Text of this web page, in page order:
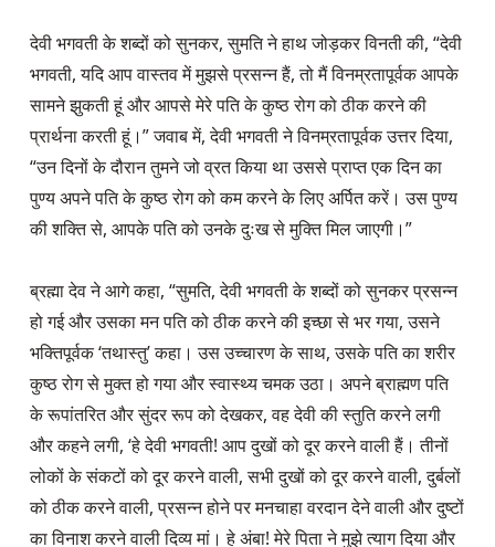
देवी भगवती के शब्दों को सुनकर, सुमति ने हाथ जोड़कर विनती की, “देवी
भगवती, यदि आप वास्तव में मुझसे प्रसन्न हैं, तो मैं विनम्रतापूर्वक आपके
सामने झुकती हूं और आपसे मेरे पति के कुष्ठ रोग को ठीक करने की
प्रार्थना करती हूं।” जवाब में, देवी भगवती ने विनम्रतापूर्वक उत्तर दिया,
“उन दिनों के दौरान तुमने जो व्रत किया था उससे प्राप्त एक दिन का
पुण्य अपने पति के कुष्ठ रोग को कम करने के लिए अर्पित करें। उस पुण्य
की शक्ति से, आपके पति को उनके दुःख से मुक्ति मिल जाएगी।”
ब्रह्मा देव ने आगे कहा, “सुमति, देवी भगवती के शब्दों को सुनकर प्रसन्न
हो गई और उसका मन पति को ठीक करने की इच्छा से भर गया, उसने
भक्तिपूर्वक ‘तथास्तु’ कहा। उस उच्चारण के साथ, उसके पति का शरीर
कुष्ठ रोग से मुक्त हो गया और स्वास्थ्य चमक उठा। अपने ब्राह्मण पति
के रूपांतरित और सुंदर रूप को देखकर, वह देवी की स्तुति करने लगी
और कहने लगी, ‘हे देवी भगवती! आप दुखों को दूर करने वाली हैं। तीनों
लोकों के संकटों को दूर करने वाली, सभी दुखों को दूर करने वाली, दुर्बलों
को ठीक करने वाली, प्रसन्न होने पर मनचाहा वरदान देने वाली और दुष्टों
का विनाश करने वाली दिव्य मां। हे अंबा! मेरे पिता ने मुझे त्याग दिया और